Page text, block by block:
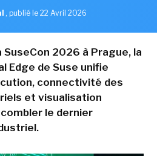
, publié le 22 Avril 2026
2026 à Prague, la
Edge de Suse unifie
connectivité des
et visualisation
le dernier